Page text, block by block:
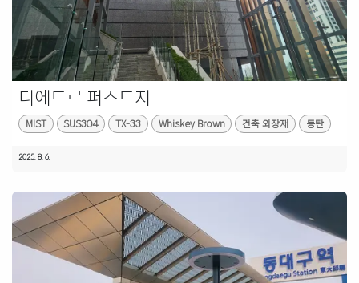
디에트르 퍼스트지
MIST SUS304 TX-33 Whiskey Brown 건축 외장재 동탄
2025. 8. 6.